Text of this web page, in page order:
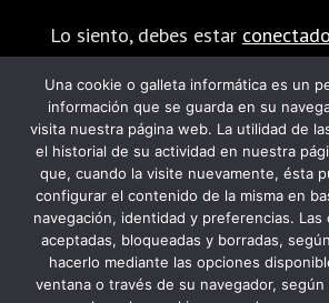
Lo siento, debes estar conectado
PROGRAMA KIT DIGITAL
LOS FONDOS NEXT
Una cookie o galleta informática es un
información que se guarda en su
visita nuestra página web. La utilidad de
el historial de su actividad en nuestra
que, cuando la visite nuevamente, ésta
configurar el contenido de la misma en
navegación, identidad y preferencias.
aceptadas, bloqueadas y borradas,
hacerlo mediante las opciones
ventana o través de su navegador, según